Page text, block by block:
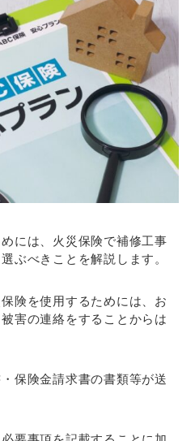
には、火災保険で補修工事
ぶべきことを解説します。
険を使用するためには、お
害の連絡をすることからは
保険金請求書の書類等が送